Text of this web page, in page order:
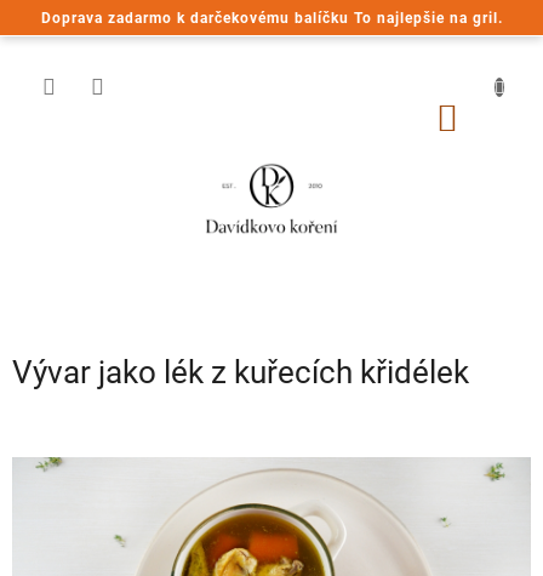
Doprava zadarmo k darčekovému balíčku To najlepšie na gril.
Prejsť
na
Vývar jako lék z kuřecích křidélek